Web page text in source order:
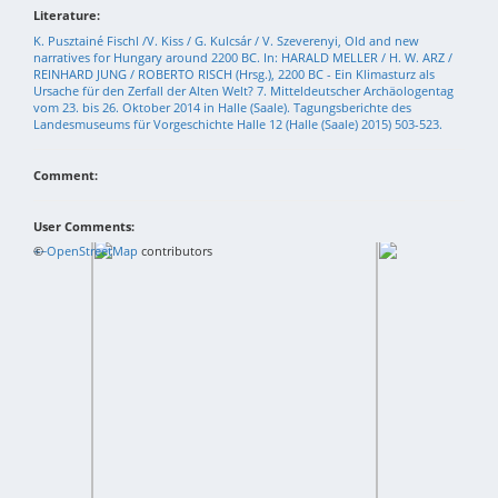
Literature:
K. Pusztainé Fischl /V. Kiss / G. Kulcsár / V. Szeverenyi, Old and new
narratives for Hungary around 2200 BC. In: HARALD MELLER / H. W. ARZ /
REINHARD JUNG / ROBERTO RISCH (Hrsg.), 2200 BC - Ein Klimasturz als
Ursache für den Zerfall der Alten Welt? 7. Mitteldeutscher Archäologentag
vom 23. bis 26. Oktober 2014 in Halle (Saale). Tagungsberichte des
Landesmuseums für Vorgeschichte Halle 12 (Halle (Saale) 2015) 503-523.
Comment:
User Comments:
+−
©OpenStreetMap contributors